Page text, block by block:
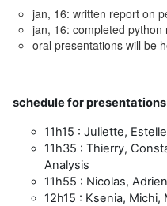
jan, 16: written report on
jan, 16: completed
oral presentations will be
schedule for
11h15 : Juliette,
11h35 : Thierry,
Analysis
11h55 : Nicolas,
12h15 : Ksenia,